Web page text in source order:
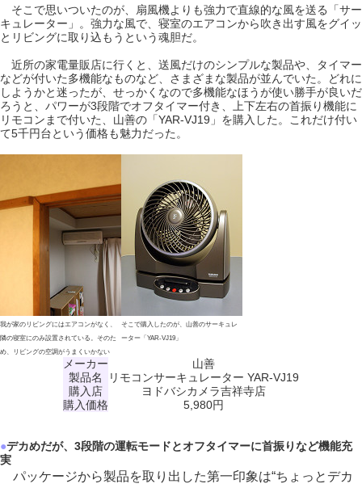
そこで思いついたのが、扇風機よりも強力で直線的な風を送る「サー
キュレーター」。強力な風で、寝室のエアコンから吹き出す風をグイッ
とリビングに取り込もうという魂胆だ。
近所の家電量販店に行くと、送風だけのシンプルな製品や、タイマー
などが付いた多機能なものなど、さまざまな製品が並んでいた。どれに
しようかと迷ったが、せっかくなので多機能なほうが使い勝手が良いだ
ろうと、パワーが3段階でオフタイマー付き、上下左右の首振り機能に
リモコンまで付いた、山善の「YAR-VJ19」を購入した。これだけ付い
て5千円台という価格も魅力だった。
我が家のリビングにはエアコンがなく、
隣の寝室にのみ設置されている。そのた
め、リビングの空調がうまくいかない
そこで購入したのが、山善のサーキュレ
ーター「YAR-VJ19」
メーカー
山善
製品名
リモコンサーキュレーター YAR-VJ19
購入店
ヨドバシカメラ吉祥寺店
購入価格
5,980円
●デカめだが、3段階の運転モードとオフタイマーに首振りなど機能充
実
パッケージから製品を取り出した第一印象は“ちょっとデカ